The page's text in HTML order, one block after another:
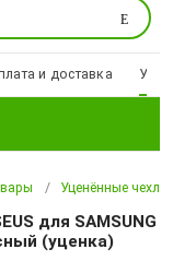
Поиск
и доставка
Уценённые
для SAMSUNG
(уценка)